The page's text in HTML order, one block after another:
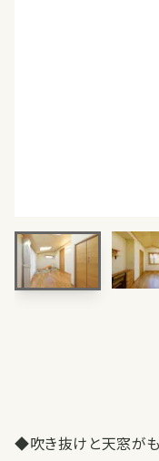
◆吹き抜けと天窓が